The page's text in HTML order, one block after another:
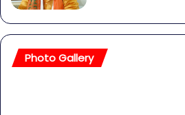
Photo Gallery